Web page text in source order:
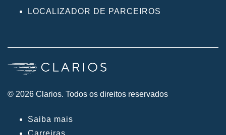
LOCALIZADOR DE PARCEIROS
© 2026 Clarios. Todos os direitos reservados
Saiba mais
Carreiras